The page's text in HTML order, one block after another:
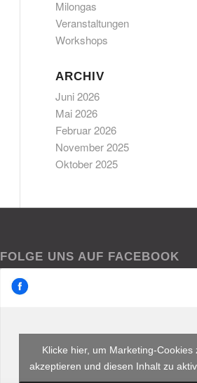
Milongas
Veranstaltungen
Workshops
ARCHIV
Juni 2026
Mai 2026
Februar 2026
November 2025
Oktober 2025
FOLGE UNS AUF FACEBOOK
Klicke hier, um Marketing-Cookies
akzeptieren und diesen Inhalt zu